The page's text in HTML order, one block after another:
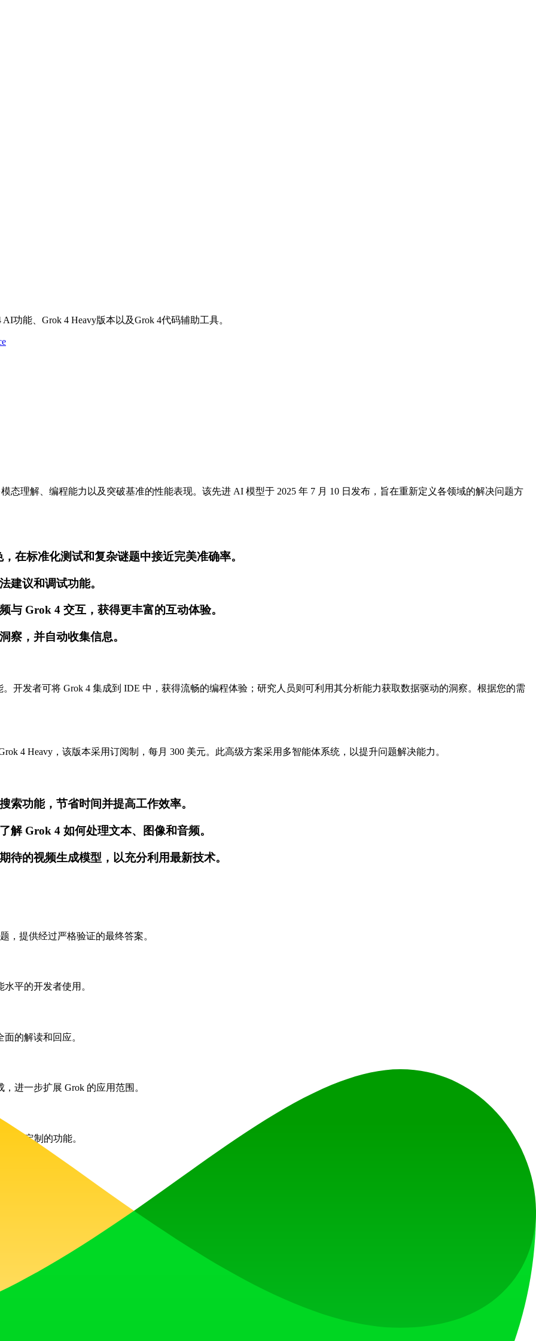
功能、Grok 4 Heavy版本以及Grok 4代码辅助工具。
态理解、编程能力以及突破基准的性能表现。该先进 AI 模型于 2025 年 7 月 10 日发布，旨在重新定义各领域的解决问题方
在标准化测试和复杂谜题中接近完美准确率。
建议和调试功能。
与 Grok 4 交互，获得更丰富的互动体验。
察，并自动收集信息。
开发者可将 Grok 4 集成到 IDE 中，获得流畅的编程体验；研究人员则可利用其分析能力获取数据驱动的洞察。根据您的需
4 Heavy，该版本采用订阅制，每月 300 美元。此高级方案采用多智能体系统，以提升问题解决能力。
索功能，节省时间并提高工作效率。
解 Grok 4 如何处理文本、图像和音频。
待的视频生成模型，以充分利用最新技术。
，提供经过严格验证的最终答案。
平的开发者使用。
的解读和回应。
进一步扩展 Grok 的应用范围。
身定制的功能。
、获得关注，并与热爱未来的社区共同构建发展势头。